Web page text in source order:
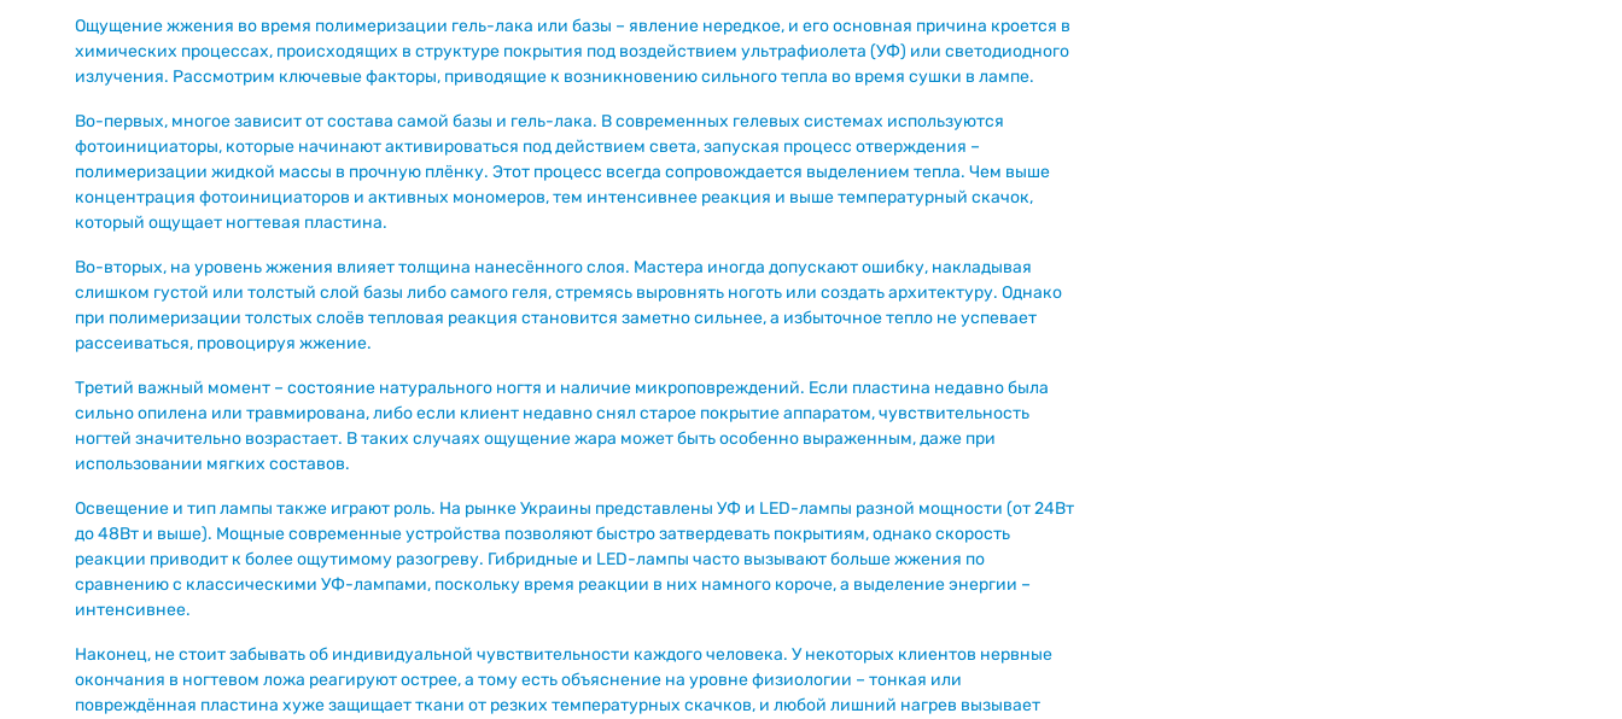
Ощущение жжения во время полимеризации гель-лака или базы – явление нередкое, и его основная причина кроется в
химических процессах, происходящих в структуре покрытия под воздействием ультрафиолета (УФ) или светодиодного
излучения. Рассмотрим ключевые факторы, приводящие к возникновению сильного тепла во время сушки в лампе.
Во-первых, многое зависит от состава самой базы и гель-лака. В современных гелевых системах используются
фотоинициаторы, которые начинают активироваться под действием света, запуская процесс отверждения –
полимеризации жидкой массы в прочную плёнку. Этот процесс всегда сопровождается выделением тепла. Чем выше
концентрация фотоинициаторов и активных мономеров, тем интенсивнее реакция и выше температурный скачок,
который ощущает ногтевая пластина.
Во-вторых, на уровень жжения влияет толщина нанесённого слоя. Мастера иногда допускают ошибку, накладывая
слишком густой или толстый слой базы либо самого геля, стремясь выровнять ноготь или создать архитектуру. Однако
при полимеризации толстых слоёв тепловая реакция становится заметно сильнее, а избыточное тепло не успевает
рассеиваться, провоцируя жжение.
Третий важный момент – состояние натурального ногтя и наличие микроповреждений. Если пластина недавно была
сильно опилена или травмирована, либо если клиент недавно снял старое покрытие аппаратом, чувствительность
ногтей значительно возрастает. В таких случаях ощущение жара может быть особенно выраженным, даже при
использовании мягких составов.
Освещение и тип лампы также играют роль. На рынке Украины представлены УФ и LED-лампы разной мощности (от 24Вт
до 48Вт и выше). Мощные современные устройства позволяют быстро затвердевать покрытиям, однако скорость
реакции приводит к более ощутимому разогреву. Гибридные и LED-лампы часто вызывают больше жжения по
сравнению с классическими УФ-лампами, поскольку время реакции в них намного короче, а выделение энергии –
интенсивнее.
Наконец, не стоит забывать об индивидуальной чувствительности каждого человека. У некоторых клиентов нервные
окончания в ногтевом ложа реагируют острее, а тому есть объяснение на уровне физиологии – тонкая или
повреждённая пластина хуже защищает ткани от резких температурных скачков, и любой лишний нагрев вызывает